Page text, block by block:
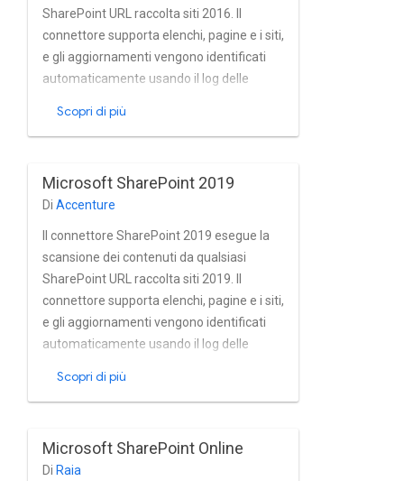
legame; funziona senza installare nulla su
SharePoint; ha pattern di espressioni
regolari per i file da includere / escludere.
SharePoint URL raccolta siti 2016. Il
connettore supporta elenchi, pagine e i siti,
e gli aggiornamenti vengono identificati
automaticamente usando il log delle
Scopri di più
Microsoft SharePoint 2019
Di Accenture
Il connettore SharePoint 2019 esegue la
scansione dei contenuti da qualsiasi
SharePoint URL raccolta siti 2019. Il
connettore supporta elenchi, pagine e i siti,
e gli aggiornamenti vengono identificati
automaticamente usando il log delle
Scopri di più
Microsoft SharePoint Online
Di Raia